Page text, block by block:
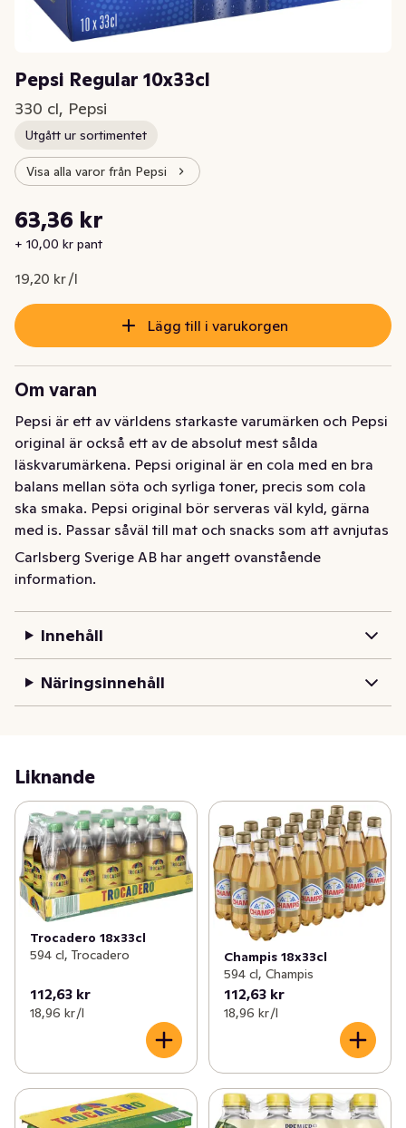
Pepsi Regular 10x33cl
330 cl, Pepsi
Utgått ur sortimentet
Visa alla varor från Pepsi
Nuvarande pris är: 63,36 kr
63,36 kr
+ 10,00 kr pant
19,20 kr /l
Styckpris: 19,20 kr /l
Lägg till i varukorgen
Om varan
Pepsi är ett av världens starkaste varumärken och Pepsi
original är också ett av de absolut mest sålda
läskvarumärkena. Pepsi original är en cola med en bra
balans mellan söta och syrliga toner, precis som cola
ska smaka. Pepsi original bör serveras väl kyld, gärna
med is. Passar såväl till mat och snacks som att avnjutas
för sig själv.
Pepsi är ett av världens allra starkaste varumärken och
generationer och som alltid läskar och piggar upp.
och syrliga toner, precis som cola ska smaka. Pepsi
original bör serveras väl kyld, gärna med is. Passar såväl
något gott. Våra burkar och flaskor kan återvinnas, så
glöm inte att panta!
Carlsberg Sverige AB har angett ovanstående
information.
Innehåll
Näringsinnehåll
Liknande
Trocadero 18x33cl
594 cl, Trocadero
112,63 kr
18,96 kr /l
Champis 18x33cl
594 cl, Champis
112,63 kr
18,96 kr /l